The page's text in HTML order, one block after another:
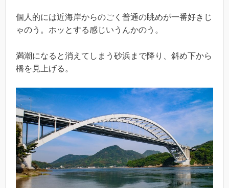
個人的には近海岸からのごく普通の眺めが一番好きじ
ゃのう。ホッとする感じいうんかのう。
満潮になると消えてしまう砂浜まで降り、斜め下から
橋を見上げる。